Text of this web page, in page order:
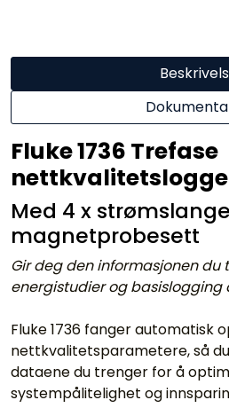
Fluke 1736 Trefase
Med 4 x
magnetprobesett
Gir deg den informasjonen du
energistudier og basislogging
Fluke 1736 fanger automatisk
nettkvalitetsparametere, så
dataene du trenger for å
systempålitelighet og